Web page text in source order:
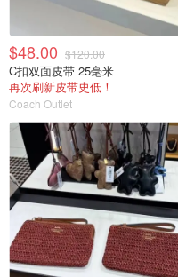
$48.00 $120.00
C扣双面皮带 25毫米
再次刷新皮带史低！
Coach Outlet